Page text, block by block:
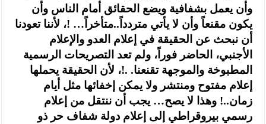
وأن يعمل بشفافية ويضع الحقائق أمام الناس وأن
يكون مقنعاً وأن لا يأتي متردداً..متأخراً… !، لأننا تعودنا
أن نبحث عن الحقيقة في إعلام العدو والإعلام
الأجنبي، الحاضر فوراً، ولم تعد التصريحات الرسمية
المطبوخة والموجهة تقنعنا. .!، لأن الحقيقة يحملها
إعلام مفتوح ومنتشر ولا يمكن إخفائها مثل أيام
زمان..! وهذا لا يصح… يجب أن ننتقل من إعلام
رسمي بيروقراطي إلى إعلام دولة شفاف حر ذو